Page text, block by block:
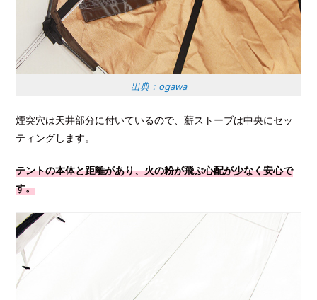
出典：ogawa
煙突穴は天井部分に付いているので、薪ストーブは中央にセッ
ティングします。
テントの本体と距離があり、火の粉が飛ぶ心配が少なく安心で
す。